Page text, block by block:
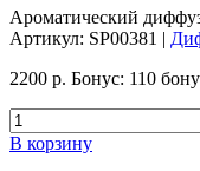
Ароматический
Артикул: SP00381 |
2200 р. Бонус: 110
В корзину